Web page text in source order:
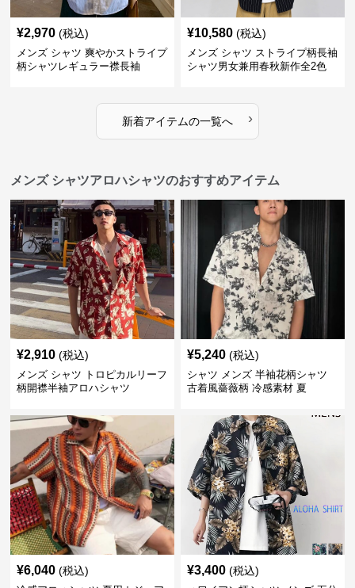
¥2,970 (税込)
メンズ シャツ 爽やかストライプ
柄シャツレギュラー襟長袖
¥10,580 (税込)
メンズ シャツ ストライプ柄長袖
シャツ男女兼用春秋新作全2色
新着アイテムの一覧へ ›
メンズ シャツアロハシャツのおすすめアイテム
¥2,910 (税込)
メンズ シャツ トロピカルリーフ
柄開襟半袖アロハシャツ
¥5,240 (税込)
シャツ メンズ 半袖花柄シャツ
古着風薔薇柄 冷感素材 夏
¥6,040 (税込) ¥3,400 (税込)